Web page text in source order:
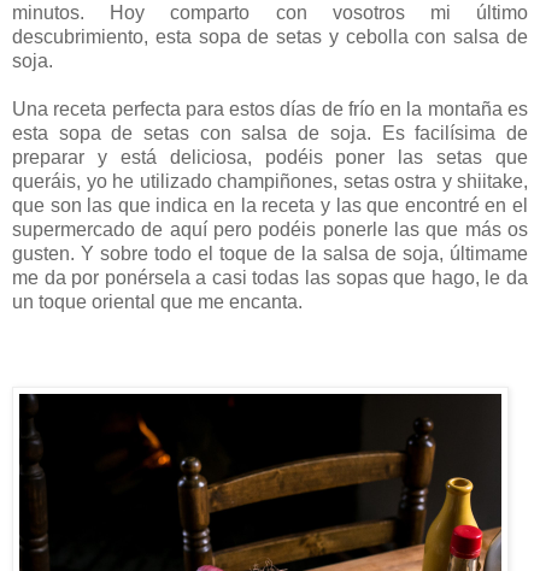
minutos. Hoy comparto con vosotros mi último
descubrimiento, esta sopa de setas y cebolla con salsa de
soja.
Una receta perfecta para estos días de frío en la montaña es
esta sopa de setas con salsa de soja. Es facilísima de
preparar y está deliciosa, podéis poner las setas que
queráis, yo he utilizado champiñones, setas ostra y shiitake,
que son las que indica en la receta y las que encontré en el
supermercado de aquí pero podéis ponerle las que más os
gusten. Y sobre todo el toque de la salsa de soja, últimame
me da por ponérsela a casi todas las sopas que hago, le da
un toque oriental que me encanta.